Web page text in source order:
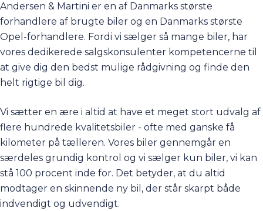
Andersen & Martini er en af Danmarks største
forhandlere af brugte biler og en Danmarks største
Opel-forhandlere. Fordi vi sælger så mange biler, har
vores dedikerede salgskonsulenter kompetencerne til
at give dig den bedst mulige rådgivning og finde den
helt rigtige bil dig.
Vi sætter en ære i altid at have et meget stort udvalg af
flere hundrede kvalitetsbiler - ofte med ganske få
kilometer på tælleren. Vores biler gennemgår en
særdeles grundig kontrol og vi sælger kun biler, vi kan
stå 100 procent inde for. Det betyder, at du altid
modtager en skinnende ny bil, der står skarpt både
indvendigt og udvendigt.